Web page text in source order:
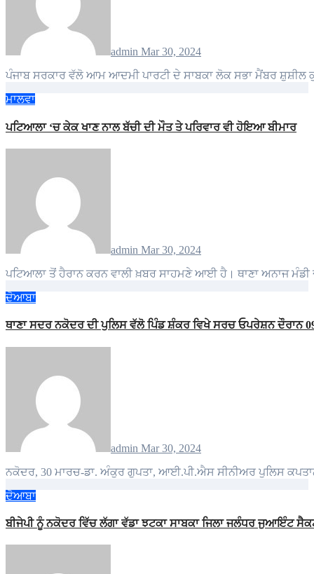
admin Mar 30, 2024
ਪੰਜਾਬ ਸਰਕਾਰ ਵੱਲੋ ਆਮ ਆਦਮੀ ਪਾਰਟੀ ਦੇ ਸਾਬਕਾ ਲੋਕ ਸਭਾ ਮੈਂਬਰ
ਮਾਲਵਾ
ਪਟਿਆਲਾ ‘ਚ ਕੇਕ ਖਾਣ ਨਾਲ ਬੱਚੀ ਦੀ ਮੌਤ ਤੇ ਪਰਿਵਾਰ ਵੀ ਹੋਇਆ ਬੀਮਾਰ
admin Mar 30, 2024
ਪਟਿਆਲਾ ਤੋਂ ਹੈਰਾਨ ਕਰਨ ਵਾਲੀ ਖ਼ਬਰ ਸਾਹਮਣੇ ਆਈ ਹੈ। ਥਾਣਾ ਅਨਾਜ
ਦੋਆਬਾ
ਥਾਣਾ ਸਦਰ ਨਕੋਦਰ ਦੀ ਪੁਲਿਸ ਵੱਲੋ ਪਿੰਡ ਸ਼ੰਕਰ ਵਿਖੇ ਸਰਚ ਓਪਰੇਸ਼ਨ
admin Mar 30, 2024
ਨਕੋਦਰ, 30 ਮਾਰਚ-ਡਾ. ਅੰਕੁਰ ਗੁਪਤਾ, ਆਈ.ਪੀ.ਐਸ ਸੀਨੀਅਰ ਪੁਲਿਸ
ਦੋਆਬਾ
ਬੀਜੇਪੀ ਨੂੰ ਨਕੋਦਰ ਵਿੱਚ ਲੱਗਾ ਵੱਡਾ ਝਟਕਾ ਸਾਬਕਾ ਜਿਲਾ ਜਲੰਧਰ ਜੁਆਇੰਟ